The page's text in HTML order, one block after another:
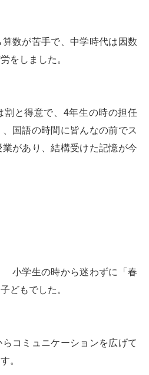
数が苦手で、中学時代は因数
をしました。
割と得意で、4年生の時の担任
国語の時間に皆んなの前でス
があり、結構受けた記憶が今
小学生の時から迷わずに「春
どもでした。
コミュニケーションを広げて
。